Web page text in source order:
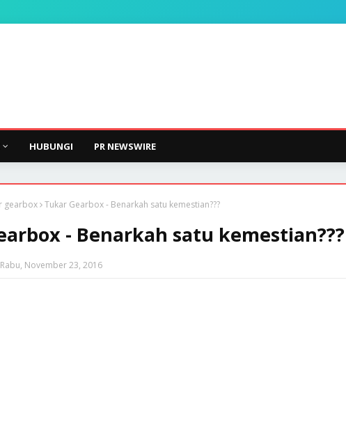
HUBUNGI PR NEWSWIRE
gearbox Tukar Gearbox - Benarkah satu kemestian???
- Benarkah satu kemestian???
Rabu, November 23, 2016